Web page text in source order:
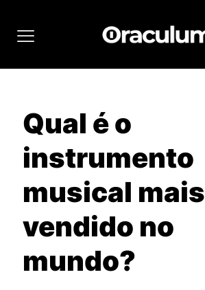
Qual é o
instrumento
musical mais
vendido no
mundo?